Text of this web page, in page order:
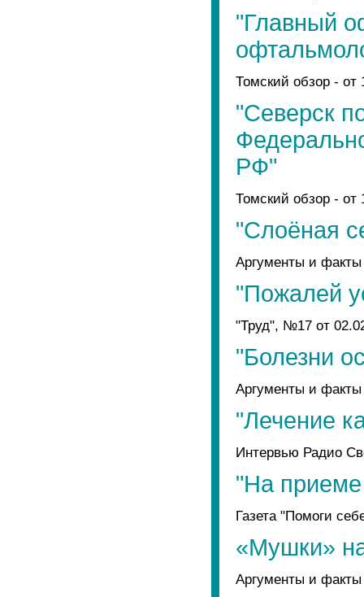
"Главный
Томский обзор - от
"Северск
РФ"
Томский обзор - от
"Слоёная
Аргументы и
"Пожалей
"Труд", №17 от
"Болезни
Аргументы и
"Лечение
Интервью Радио
"На
Газета "Помоги
«Мушки»
Аргументы и